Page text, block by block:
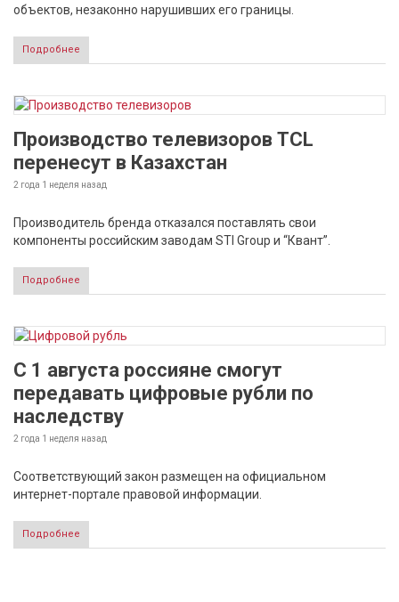
объектов, незаконно нарушивших его границы.
Подробнее
Производство телевизоров TCL
перенесут в Казахстан
2 года 1 неделя назад
Производитель бренда отказался поставлять свои
компоненты российским заводам STI Group и “Квант”.
Подробнее
С 1 августа россияне смогут
передавать цифровые рубли по
наследству
2 года 1 неделя назад
Соответствующий закон размещен на официальном
интернет-портале правовой информации.
Подробнее